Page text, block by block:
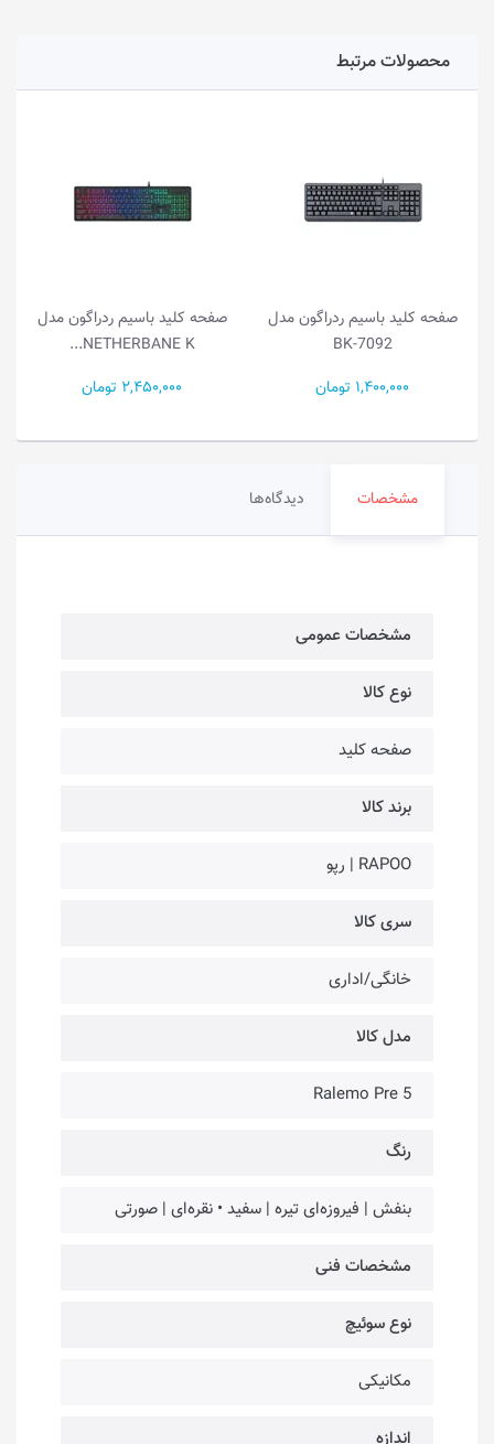
محصولات مرتبط
صفحه کلید باسیم ردراگون مدل
BK-7092
1,400,000 تومان
صفحه کلید باسیم ردراگون مدل
NETHERBANE K...
2,450,000 تومان
مشخصات دیدگاه‌ها
مشخصات عمومی
نوع کالا
صفحه کلید
برند کالا
RAPOO | رپو
سری کالا
خانگی/اداری
مدل کالا
Ralemo Pre 5
رنگ
بنفش | فیروزه‌ای تیره | سفید • نقره‌ای |‌ صورتی
مشخصات فنی
نوع سوئیچ
مکانیکی